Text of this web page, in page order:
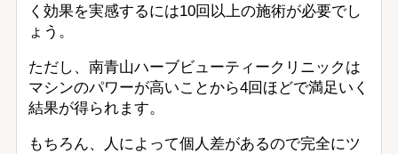
く効果を実感するには10回以上の施術が必要でし
ょう。
ただし、南青山ハーブビューティークリニックは
マシンのパワーが高いことから4回ほどで満足いく
結果が得られます。
もちろん、人によって個人差があるので完全にツ